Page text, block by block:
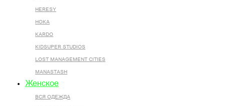
HERESY
HOKA
KARDO
KIDSUPER STUDIOS
LOST MANAGEMENT CITIES
MANASTASH
Женское
ВСЯ ОДЕЖДА